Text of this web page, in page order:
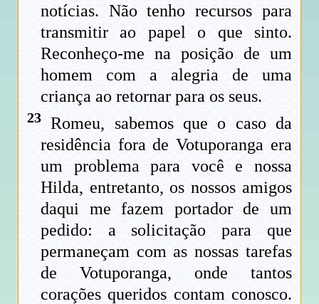
notícias. Não tenho recursos para
transmitir ao papel o que sinto.
Reconheço-me na posição de um
homem com a alegria de uma
criança ao retornar para os seus.
23 Romeu, sabemos que o caso da
residência fora de Votuporanga era
um problema para você e nossa
Hilda, entretanto, os nossos amigos
daqui me fazem portador de um
pedido: a solicitação para que
permaneçam com as nossas tarefas
de Votuporanga, onde tantos
corações queridos contam conosco.